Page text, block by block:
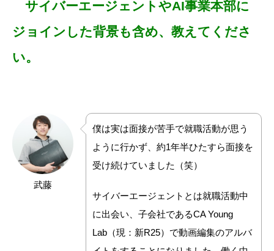
サイバーエージェントやAI事業本部に
ジョインした背景も含め、教えてくださ
い。
武藤
僕は実は面接が苦手で就職活動が思う
ように行かず、約1年半ひたすら面接を
受け続けていました（笑）
サイバーエージェントとは就職活動中
に出会い、子会社であるCA Young
Lab（現：新R25）で動画編集のアルバ